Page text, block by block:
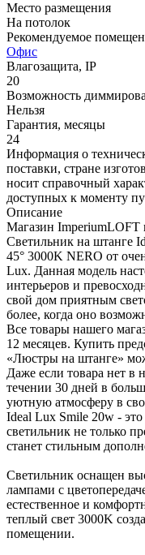
Место размещения
На потолок
Рекомендуемое
Офис
Влагозащита, IP
20
Возможность
Нельзя
Гарантия, месяцы
24
Информация о
поставки, стране
носит справочный
доступных к моменту
Описание
Магазин ImperiumLOFT
Светильник на штанге
45° 3000K NERO от
Lux. Данная модель
интерьеров и
свой дом приятным
более, когда оно
Все товары нашего
12 месяцев. Купить
«Люстры на штанге»
Даже если товара нет в
течении 30 дней в
уютную атмосферу в
Ideal Lux Smile 20w -
светильник не только
станет стильным
Светильник оснащен
лампами с
естественное и
теплый свет 3000K
помещении.